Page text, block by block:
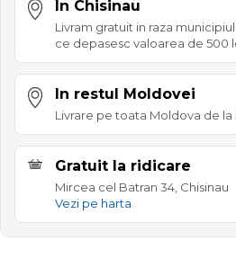
In Chisinau
Livram gratuit in raza
ce depasesc valoarea de 500
In restul Moldovei
Livrare pe toata Moldova de la
Gratuit la ridicare
Mircea cel Batran 34, Chisinau
Vezi pe harta